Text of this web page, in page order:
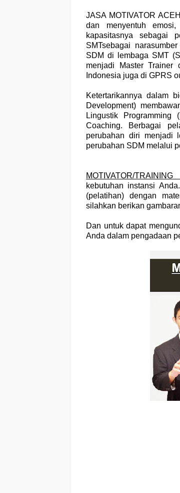
JASA MOTIVATOR
dan menyentuh
kapasitasnya sebagai
SMTsebagai
SDM di lembaga SMT
menjadi Master Trainer
Indonesia juga di GPRS
Ketertarikannya dalam
Development)
Lingustik Programming
Coaching. Berbagai
perubahan diri menjadi
perubahan SDM melalui
MOTIVATOR/
kebutuhan instansi
(pelatihan) dengan
silahkan berikan
Dan untuk dapat
Anda dalam pengadaan